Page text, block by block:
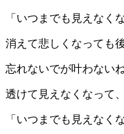
「いつまでも見えなく
消えて悲しくなっても
忘れないでが叶わない
透けて見えなくなって
「いつまでも見えなく